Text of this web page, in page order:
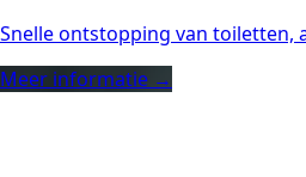
Snelle ontstopping van toiletten,
Meer informatie →